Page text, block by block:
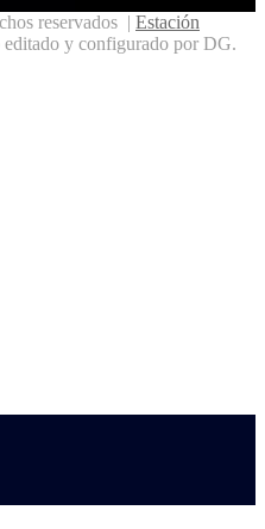
reservados | Estación
editado y configurado por DG.